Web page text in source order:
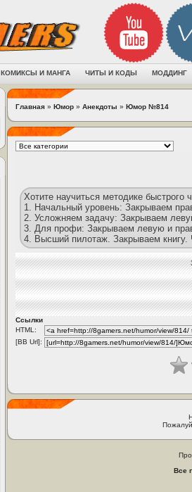
КОМИКСЫ И МАНГА ЧИТЫ И КОДЫ МОДДИНГ
Главная » Юмор » Анекдоты » Юмор №814
Хотите научиться методике быстрого
1. Начальный уровень: Закрываем
2. Усложняем задачу: Закрываем
3. Для профи: Закрываем левую и
4. Высший пилотаж. Закрываем книгу.
Ссылки
HTML:
[BB Url]:
Все